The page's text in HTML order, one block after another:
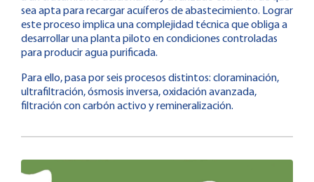
sea apta para recargar acuíferos de abastecimiento. Lograr
este proceso implica una complejidad técnica que obliga a
desarrollar una planta piloto en condiciones controladas
para producir agua purificada.
Para ello, pasa por seis procesos distintos: cloraminación,
ultrafiltración, ósmosis inversa, oxidación avanzada,
filtración con carbón activo y remineralización.